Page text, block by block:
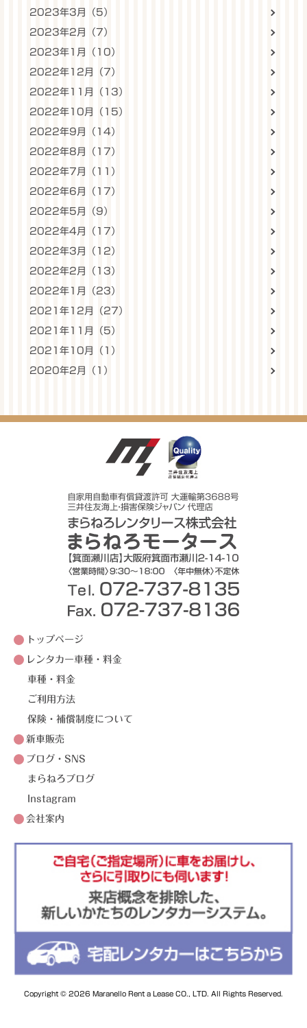
2023年3月（5）
2023年2月（7）
2023年1月（10）
2022年12月（7）
2022年11月（13）
2022年10月（15）
2022年9月（14）
2022年8月（17）
2022年7月（11）
2022年6月（17）
2022年5月（9）
2022年4月（17）
2022年3月（12）
2022年2月（13）
2022年1月（23）
2021年12月（27）
2021年11月（5）
2021年10月（1）
2020年2月（1）
トップページ
レンタカー車種・料金
車種・料金
ご利用方法
保険・補償制度について
新車販売
ブログ・SNS
まらねろブログ
Instagram
会社案内
Copyright © 2026 Maranello Rent a Lease CO., LTD. All Rights Reserved.